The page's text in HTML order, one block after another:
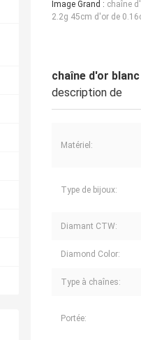
Image Grand : chaîne
2.2g 45cm d'or de
chaîne d'or
description de
Matériel:
Type de bijoux:
Diamant CTW:
Diamond Color:
Type à chaînes:
Portée: